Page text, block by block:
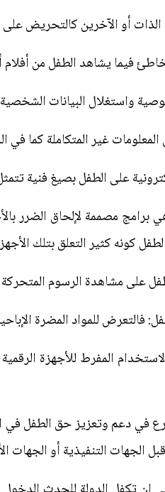
على الطفل بصيغ فنية
برامج مصممة لإلحاق الضرر
كونه كثير التعلق بتلك
المفرط للأجهزة
في دعم وتعزيز حق الطفل في
الجهات التنفيذية أو الجهات